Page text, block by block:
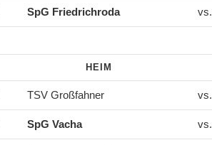
SpG Friedrichroda vs.
HEIM
TSV Großfahner vs.
SpG Vacha vs.